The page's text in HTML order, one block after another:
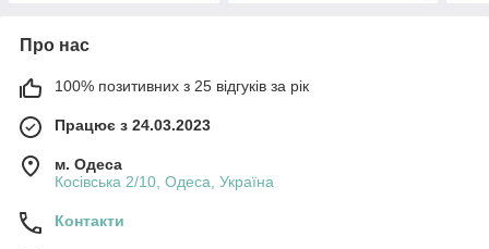
Про нас
100% позитивних з 25 відгуків за рік
Працює з 24.03.2023
м. Одеса
Косівська 2/10, Одеса, Україна
Контакти